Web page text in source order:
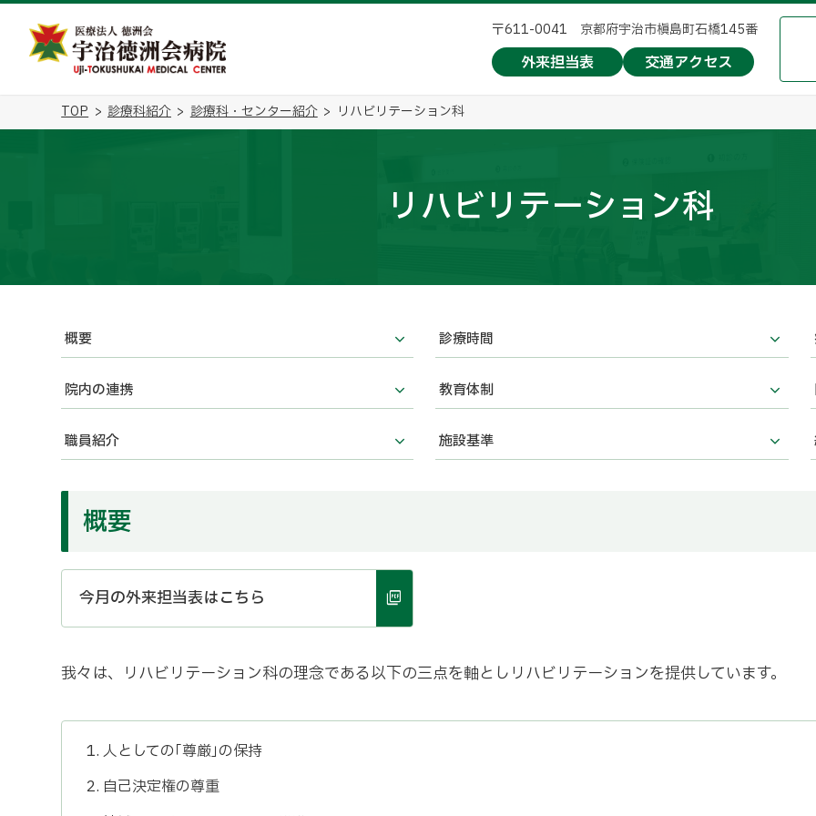
〒611-0041 京都府宇治市槇島町石橋145番
外来担当表 交通アクセス
TOP 診療科紹介 診療科・センター紹介 リハビリテーション科
リハビリテーション科
概要 診療時間
院内の連携 教育体制
職員紹介 施設基準
概要
今月の外来担当表はこちら
我々は、リハビリテーション科の理念である以下の三点を軸としリハビリテーションを提供しています。
人としての｢尊厳｣の保持
自己決定権の尊重